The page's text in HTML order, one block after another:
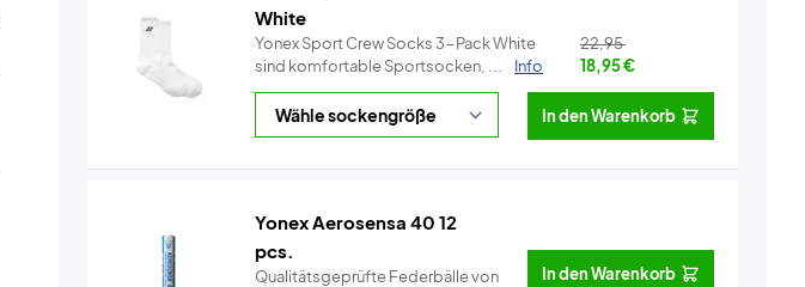
White
Yonex Sport Crew Socks 3-Pack White
sind komfortable Sportsocken, ...
Info
22,95
18,95€
In den Warenkorb
Yonex Aerosensa 40 12
pcs.
Qualitätsgeprüfte Federbälle von
In den Warenkorb